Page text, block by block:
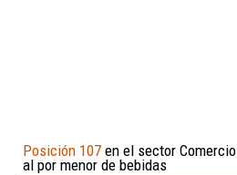
Posición 107 en el sector Comercio
al por menor de bebidas